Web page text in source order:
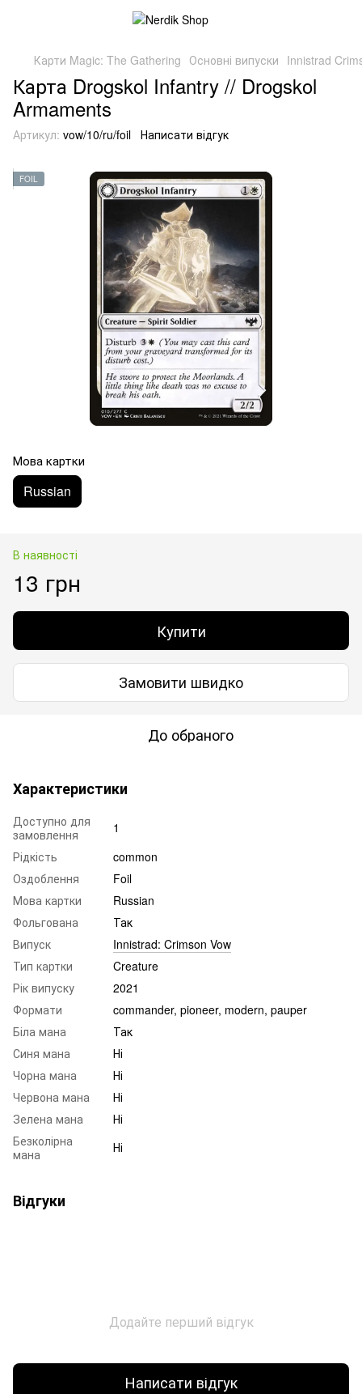
Карти Magic: The Gathering Основні випуски Innistrad
Карта Drogskol Infantry // Drogskol
Armaments
Артикул: vow/10/ru/foil Написати відгук
FOIL
Мова картки
Russian
В наявності
13 грн
Купити
Замовити швидко
До обраного
Характеристики
Доступно для
замовлення
1
Рідкість
common
Оздоблення
Foil
Мова картки
Russian
Фольгована
Так
Випуск
Innistrad: Crimson Vow
Тип картки
Creature
Рік випуску
2021
Формати
commander, pioneer, modern, pauper
Біла мана
Так
Синя мана
Ні
Чорна мана
Ні
Червона мана
Ні
Зелена мана
Ні
Безколірна
мана
Ні
Відгуки
Додайте перший відгук
Написати відгук